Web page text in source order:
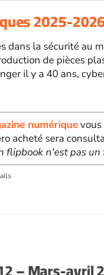
2025-
dans la sécurité au
de pièces
il y a 40 ans,
numérique
acheté sera
flipbook n'est pas